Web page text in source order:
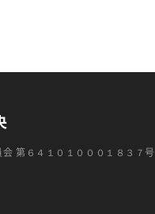
第６４１０１０００１８３７号